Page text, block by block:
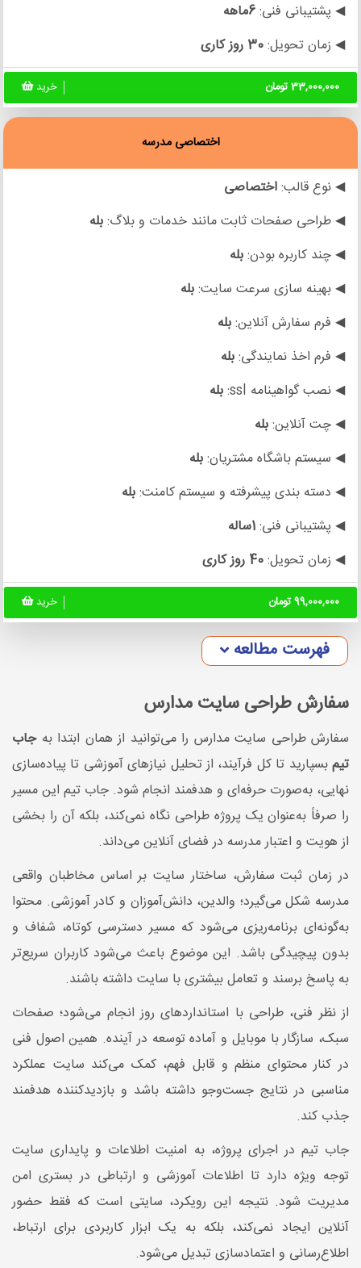
◀ پشتیبانی فنی:6ماهه
◀ زمان تحویل:30 روز کاری
33,000,000 تومان خرید
اختصاصی مدرسه
◀ نوع قالب:اختصاصی
◀ طراحی صفحات ثابت مانند خدمات و بلاگ:بله
◀ چند کاربره بودن:بله
◀ بهینه سازی سرعت سایت:بله
◀ فرم سفارش آنلاین:بله
◀ فرم اخذ نمایندگی:بله
◀ نصب گواهینامه ssl:
بله
◀ چت آنلاین:بله
◀ سیستم باشگاه مشتریان:بله
◀ دسته بندی پیشرفته و سیستم کامنت:بله
◀ پشتیبانی فنی:1ساله
◀ زمان تحویل:40 روز کاری
99,000,000 تومان خرید
فهرست مطالعه
سفارش طراحی سایت مدارس
سفارش طراحی سایت مدارس را می‌توانید از همان ابتدا بهجاب
تیمبسپارید تا کل فرآیند، از تحلیل نیازهای آموزشی تا پیاده‌سازی
نهایی، به‌صورت حرفه‌ای و هدفمند انجام شود. جاب تیم این مسیر
را صرفاً به‌عنوان یک پروژه طراحی نگاه نمی‌کند، بلکه آن را بخشی
از هویت و اعتبار مدرسه در فضای آنلاین می‌داند.
در زمان ثبت سفارش، ساختار سایت بر اساس مخاطبان واقعی
مدرسه شکل می‌گیرد؛ والدین، دانش‌آموزان و کادر آموزشی. محتوا
به‌گونه‌ای برنامه‌ریزی می‌شود که مسیر دسترسی کوتاه، شفاف و
بدون پیچیدگی باشد. این موضوع باعث می‌شود کاربران سریع‌تر
به پاسخ برسند و تعامل بیشتری با سایت داشته باشند.
از نظر فنی، طراحی با استانداردهای روز انجام می‌شود؛ صفحات
سبک، سازگار با موبایل و آماده توسعه در آینده. همین اصول فنی
در کنار محتوای منظم و قابل فهم، کمک می‌کند سایت عملکرد
مناسبی در نتایج جست‌وجو داشته باشد و بازدیدکننده هدفمند
جذب کند.
جاب تیم در اجرای پروژه، به امنیت اطلاعات و پایداری سایت
توجه ویژه دارد تا اطلاعات آموزشی و ارتباطی در بستری امن
مدیریت شود. نتیجه این رویکرد، سایتی است که فقط حضور
آنلاین ایجاد نمی‌کند، بلکه به یک ابزار کاربردی برای ارتباط،
اطلاع‌رسانی و اعتمادسازی تبدیل می‌شود.